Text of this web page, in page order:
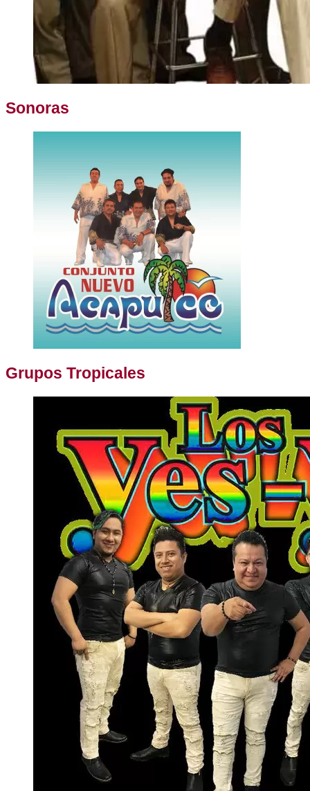
Sonoras
Grupos Tropicales